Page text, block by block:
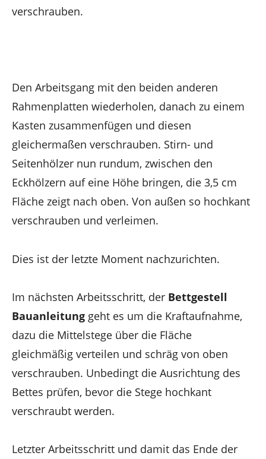
verschrauben.
Den Arbeitsgang mit den beiden anderen
Rahmenplatten wiederholen, danach zu einem
Kasten zusammenfügen und diesen
gleichermaßen verschrauben. Stirn- und
Seitenhölzer nun rundum, zwischen den
Eckhölzern auf eine Höhe bringen, die 3,5 cm
Fläche zeigt nach oben. Von außen so hochkant
verschrauben und verleimen.
Dies ist der letzte Moment nachzurichten.
Im nächsten Arbeitsschritt, der Bettgestell
Bauanleitung geht es um die Kraftaufnahme,
dazu die Mittelstege über die Fläche
gleichmäßig verteilen und schräg von oben
verschrauben. Unbedingt die Ausrichtung des
Bettes prüfen, bevor die Stege hochkant
verschraubt werden.
Letzter Arbeitsschritt und damit das Ende der